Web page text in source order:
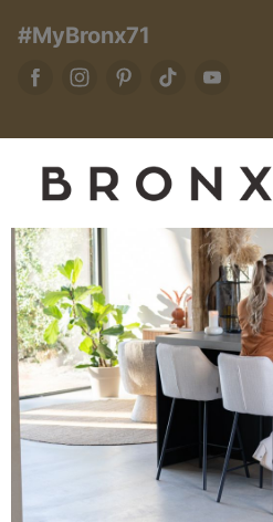
#MyBronx71
Zusatzinformation
Kundendienst
Mein Konto
Kontakt
+49 20341512060
Wir reagieren